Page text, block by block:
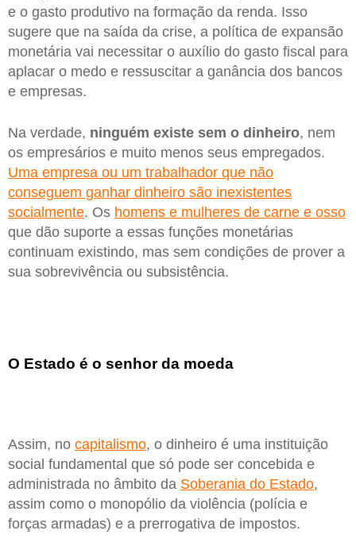
e o gasto produtivo na formação da renda. Isso
sugere que na saída da crise, a política de expansão
monetária vai necessitar o auxílio do gasto fiscal para
aplacar o medo e ressuscitar a ganância dos bancos
e empresas.
Na verdade, ninguém existe sem o dinheiro, nem
os empresários e muito menos seus empregados.
Uma empresa ou um trabalhador que não
conseguem ganhar dinheiro são inexistentes
socialmente. Os homens e mulheres de carne e osso
que dão suporte a essas funções monetárias
continuam existindo, mas sem condições de prover a
sua sobrevivência ou subsistência.
O Estado é o senhor da moeda
Assim, no capitalismo, o dinheiro é uma instituição
social fundamental que só pode ser concebida e
administrada no âmbito da Soberania do Estado,
assim como o monopólio da violência (polícia e
forças armadas) e a prerrogativa de impostos.